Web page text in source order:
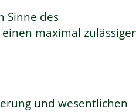
Sinne des
maximal
und wesentlichen